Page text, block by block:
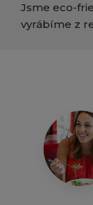
Jsme eco-
vyrábíme z